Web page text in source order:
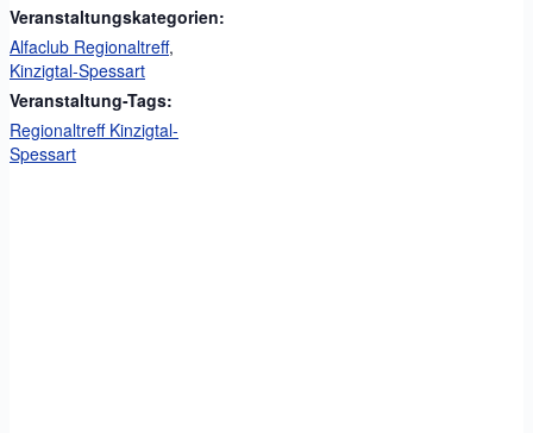
Veranstaltungskategorien:
Alfaclub Regionaltreff,
Kinzigtal-Spessart
Veranstaltung-Tags:
Regionaltreff Kinzigtal-
Spessart